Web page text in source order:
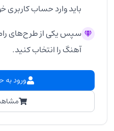
باید وارد حساب کاربری
سپس یکی از طرح‌های
آهنگ را انتخاب کنید.
ورود به